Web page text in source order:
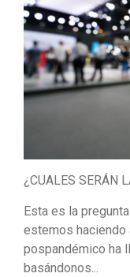
¿CUALES SERÁN
Esta es la
estemos haciendo
pospandémico ha
basándonos...